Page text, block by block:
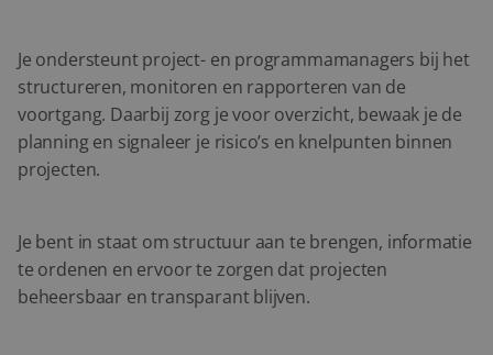
Je ondersteunt project- en programmamanagers bij het
structureren, monitoren en rapporteren van de
voortgang. Daarbij zorg je voor overzicht, bewaak je de
planning en signaleer je risico’s en knelpunten binnen
projecten.
Je bent in staat om structuur aan te brengen, informatie
te ordenen en ervoor te zorgen dat projecten
beheersbaar en transparant blijven.